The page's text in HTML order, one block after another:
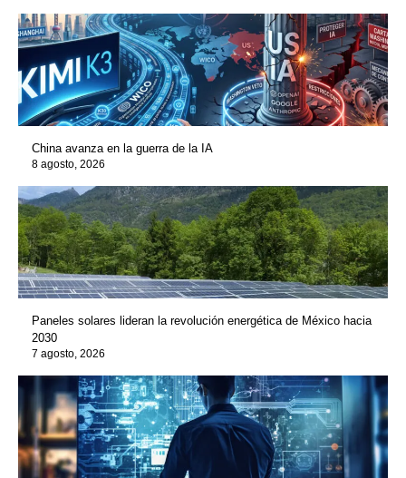
China avanza en la guerra de la IA
8 agosto, 2026
Paneles solares lideran la revolución energética de México hacia
2030
7 agosto, 2026